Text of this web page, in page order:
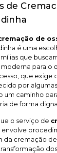
de
de
é uma
que
para o
que exige
por
um caminho
de forma digna.
o serviço de
envolve
da cremação